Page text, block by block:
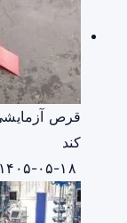
کند